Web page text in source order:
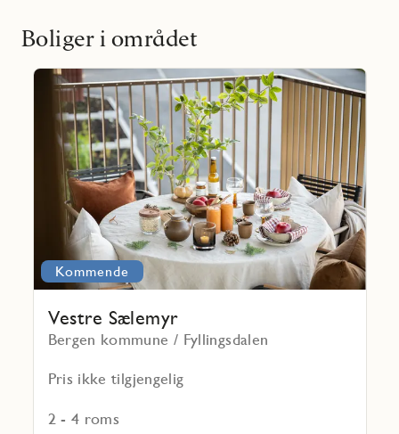
Boliger i området
Kommende
Vestre Sælemyr
Bergen kommune / Fyllingsdalen
Pris ikke tilgjengelig
2 - 4 roms
Les
Vestre
Sælemyr